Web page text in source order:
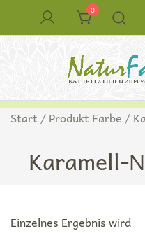
0
Babys,
Naturkleidung
Start / Produkt Farbe /
Karamell-
Einzelnes Ergebnis wird